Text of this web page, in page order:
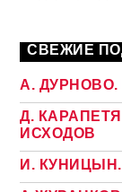
СВЕЖИЕ
А.
Д.
ИСХОДОВ
И.